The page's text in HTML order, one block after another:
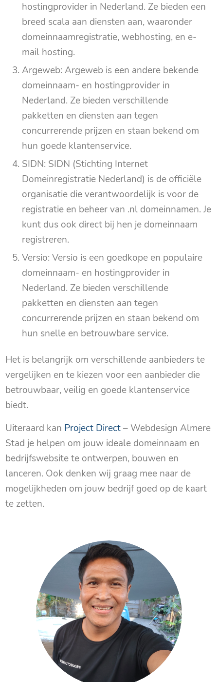
hostingprovider in Nederland. Ze bieden een
breed scala aan diensten aan, waaronder
domeinnaamregistratie, webhosting, en e-
mail hosting.
Argeweb: Argeweb is een andere bekende
domeinnaam- en hostingprovider in
Nederland. Ze bieden verschillende
pakketten en diensten aan tegen
concurrerende prijzen en staan bekend om
hun goede klantenservice.
SIDN: SIDN (Stichting Internet
Domeinregistratie Nederland) is de officiële
organisatie die verantwoordelijk is voor de
registratie en beheer van .nl domeinnamen. Je
kunt dus ook direct bij hen je domeinnaam
registreren.
Versio: Versio is een goedkope en populaire
domeinnaam- en hostingprovider in
Nederland. Ze bieden verschillende
pakketten en diensten aan tegen
concurrerende prijzen en staan bekend om
hun snelle en betrouwbare service.
Het is belangrijk om verschillende aanbieders te
vergelijken en te kiezen voor een aanbieder die
betrouwbaar, veilig en goede klantenservice
biedt.
Uiteraard kan Project Direct– Webdesign Almere
Stad je helpen om jouw ideale domeinnaam en
bedrijfswebsite te ontwerpen, bouwen en
lanceren. Ook denken wij graag mee naar de
mogelijkheden om jouw bedrijf goed op de kaart
te zetten.